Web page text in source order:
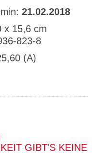
21.02.2018
x 15,6 cm
823-8
(A)
GIBT'S KEINE